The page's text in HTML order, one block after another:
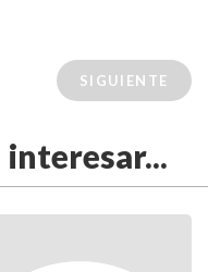
SIGUIENTE
interesar...